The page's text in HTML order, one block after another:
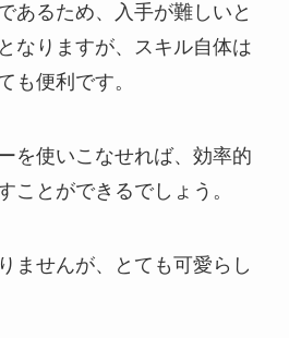
あるため、入手が難しいと
なりますが、スキル自体は
も便利です。
を使いこなせれば、効率的
ことができるでしょう。
ませんが、とても可愛らし